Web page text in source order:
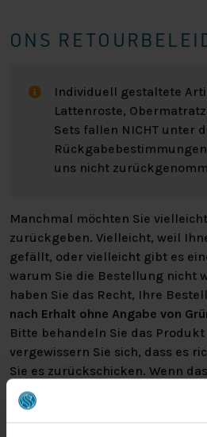
ONS
Individuell gestaltete
Lattenroste,
Sets fallen NICHT unter
uns nicht
Manchmal möchten Sie
zurückgeben. Vielleicht, weil
gefällt, oder vielleicht gibt es
warum Sie die Bestellung nicht
haben Sie das Recht, Ihre
nach Erhalt ohne Angabe von
Bitte behandeln Sie das
vergewissern Sie sich, dass es
Sie es zurückschicken. Wenn
ist oder die Verpackung mehr
können wir Ihnen diese